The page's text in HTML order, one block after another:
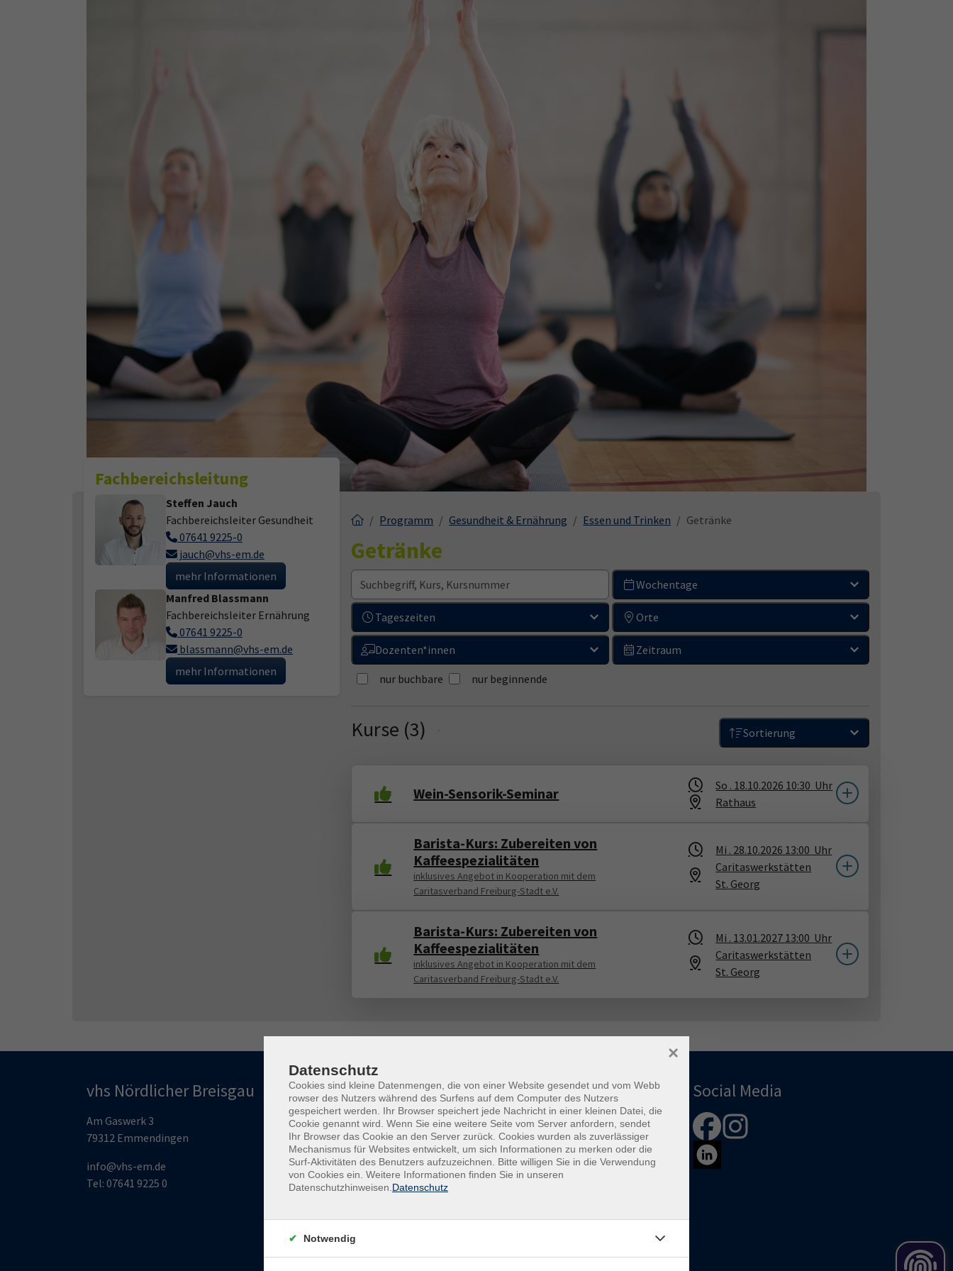
Programm Gesundheit & Ernährung Essen und Trinken Getränke
Getränke
Wochentage
Tageszeiten Orte
Dozenten*innen Zeitraum
nur buchbare nur beginnende
Kurse (3) Sortierung
Wein-Sensorik-Seminar So . 18.10.2026 10:30 Uhr
Rathaus
Barista-Kurs: Zubereiten von
Kaffeespezialitäten
inklusives Angebot in Kooperation mit dem
Caritasverband Freiburg-Stadt e.V.
Mi . 28.10.2026 13:00 Uhr
Caritaswerkstätten
St. Georg
Barista-Kurs: Zubereiten von
Kaffeespezialitäten
inklusives Angebot in Kooperation mit dem
Caritasverband Freiburg-Stadt e.V.
Mi . 13.01.2027 13:00 Uhr
Caritaswerkstätten
St. Georg
Fachbereichsleitung
Steffen Jauch
Fachbereichsleiter Gesundheit
07641 9225-0
jauch@vhs-em.de
mehr Informationen
Manfred Blassmann
Fachbereichsleiter Ernährung
07641 9225-0
blassmann@vhs-em.de
mehr Informationen
vhs Nördlicher Breisgau
Am Gaswerk 3
79312 Emmendingen
info@vhs-em.de
Tel: 07641 9225 0
Programm
Beruf & Digitales
Gesellschaft
Kultur & Kreatives
Gesundheit & Ernährung
Sprachen
Junge vhs
Inhalte
Startseite
Über uns
Kursfinder
Aktuelles
Newsletter
Social Media
Datenschutz
Cookies sind kleine Datenmengen, die von einer Website gesendet und vom Webb
rowser des Nutzers während des Surfens auf dem Computer des Nutzers
gespeichert werden. Ihr Browser speichert jede Nachricht in einer kleinen Datei, die
Cookie genannt wird. Wenn Sie eine weitere Seite vom Server anfordern, sendet
Ihr Browser das Cookie an den Server zurück. Cookies wurden als zuverlässiger
Mechanismus für Websites entwickelt, um sich Informationen zu merken oder die
Surf-Aktivitäten des Benutzers aufzuzeichnen. Bitte willigen Sie in die Verwendung
von Cookies ein. Weitere Informationen finden Sie in unseren
Datenschutzhinweisen. Datenschutz
×
Notwendig